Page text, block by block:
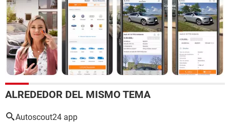
ALREDEDOR DEL MISMO TEMA
Autoscout24 app